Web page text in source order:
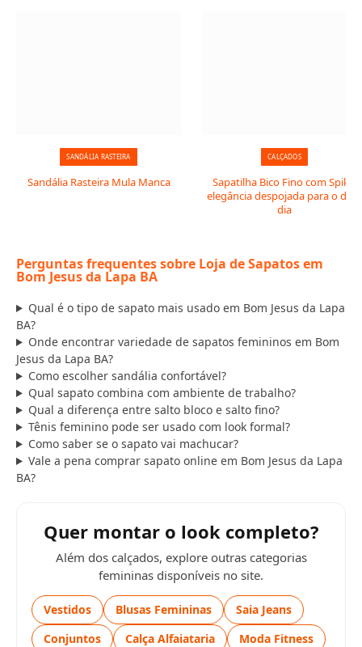
SANDÁLIA RASTEIRA
Sandália Rasteira Mula Manca
CALÇADOS
Sapatilha Bico Fino com Spike:
elegância despojada para o dia a
dia
Perguntas frequentes sobre Loja de Sapatos em
Bom Jesus da Lapa BA
Qual é o tipo de sapato mais usado em Bom Jesus da Lapa
BA?
Onde encontrar variedade de sapatos femininos em Bom
Jesus da Lapa BA?
Como escolher sandália confortável?
Qual sapato combina com ambiente de trabalho?
Qual a diferença entre salto bloco e salto fino?
Tênis feminino pode ser usado com look formal?
Como saber se o sapato vai machucar?
Vale a pena comprar sapato online em Bom Jesus da Lapa
BA?
Quer montar o look completo?
Além dos calçados, explore outras categorias
femininas disponíveis no site.
Vestidos Blusas Femininas
Saia Jeans
Conjuntos
Calça Alfaiataria Moda Fitness